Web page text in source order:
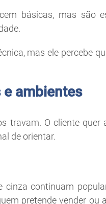
básicas, mas são
mas ele percebe
ambientes
travam. O cliente
de orientar.
cinza continuam
pretende vender ou